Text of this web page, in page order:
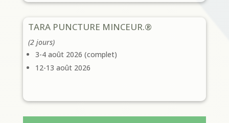
TARA PUNCTURE MINCEUR.®
(2 jours)
3-4 août 2026 (complet)
12-13 août 2026